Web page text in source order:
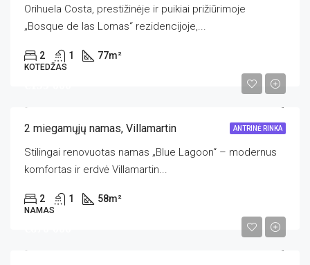
Orihuela Costa, prestižinėje ir puikiai prižiūrimoje
„Bosque de las Lomas“ rezidencijoje,...
2 1 77m²
KOTEDŽAS
ANTRINĖ RINKA
2 miegamųjų namas, Villamartin
Stilingai renovuotas namas „Blue Lagoon“ – modernus
komfortas ir erdvė Villamartin...
2 1 58m²
NAMAS